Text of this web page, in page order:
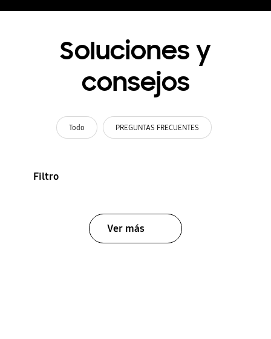
Soluciones y
consejos
Todo PREGUNTAS FRECUENTES
Filtro
Ver más